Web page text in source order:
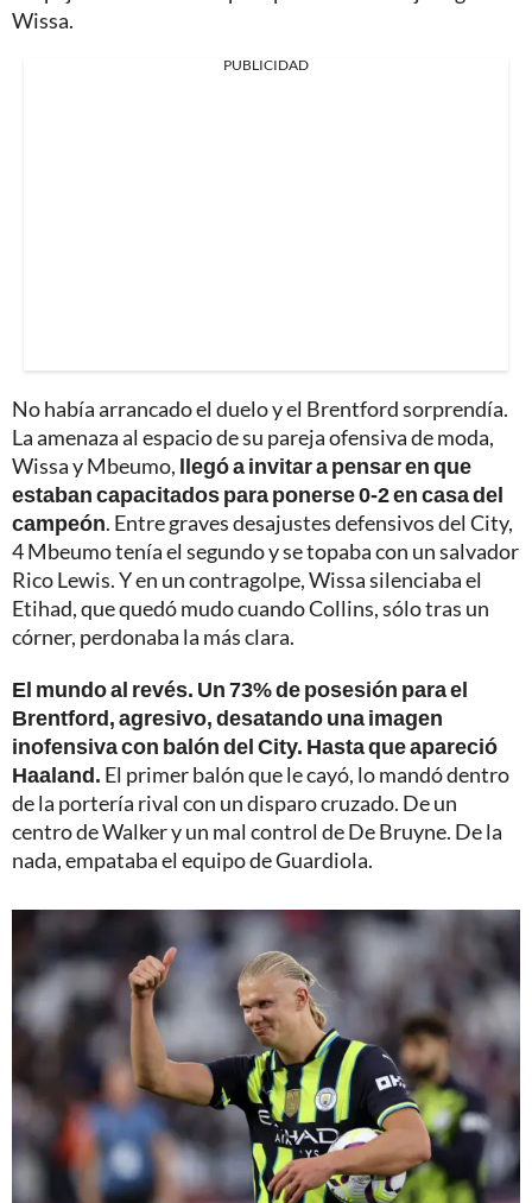
Wissa.
PUBLICIDAD
No había arrancado el duelo y el Brentford sorprendía.
La amenaza al espacio de su pareja ofensiva de moda,
Wissa y Mbeumo, llegó a invitar a pensar en que
estaban capacitados para ponerse 0-2 en casa del
campeón. Entre graves desajustes defensivos del City,
4 Mbeumo tenía el segundo y se topaba con un salvador
Rico Lewis. Y en un contragolpe, Wissa silenciaba el
Etihad, que quedó mudo cuando Collins, sólo tras un
córner, perdonaba la más clara.
El mundo al revés. Un 73% de posesión para el
Brentford, agresivo, desatando una imagen
inofensiva con balón del City. Hasta que apareció
Haaland. El primer balón que le cayó, lo mandó dentro
de la portería rival con un disparo cruzado. De un
centro de Walker y un mal control de De Bruyne. De la
nada, empataba el equipo de Guardiola.